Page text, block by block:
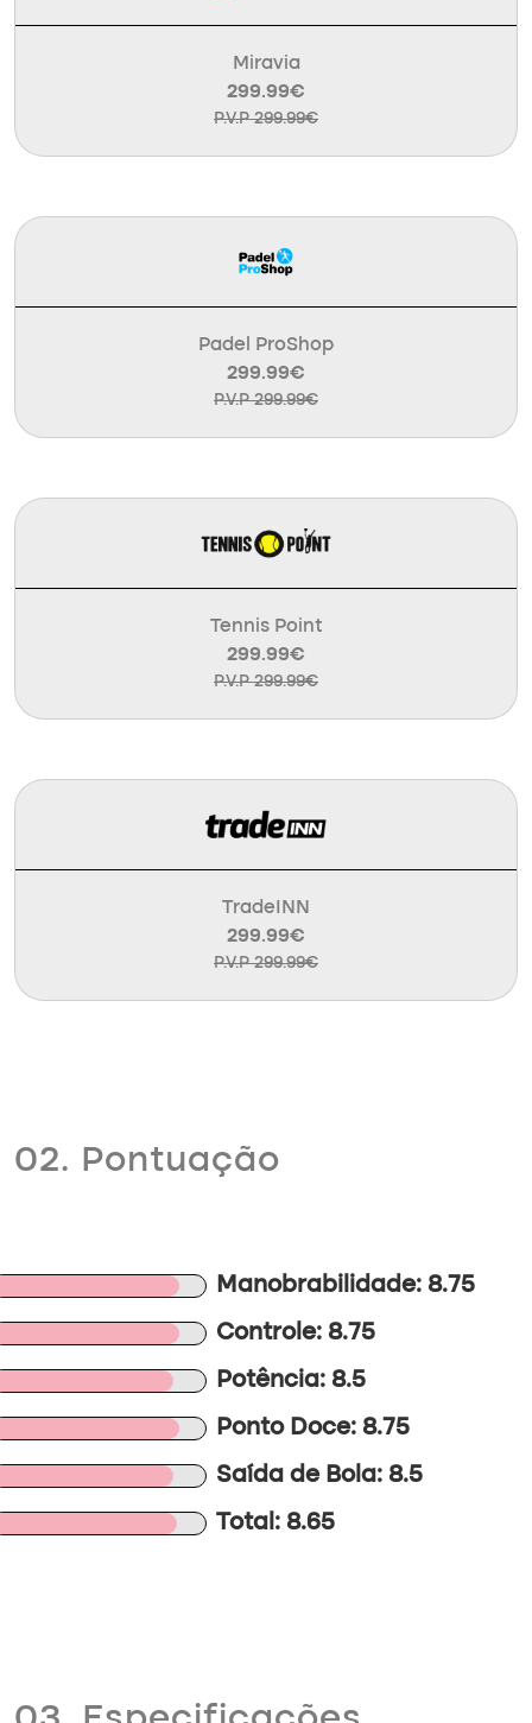
Miravia
299.99€
P.V.P 299.99€
Padel ProShop
299.99€
P.V.P 299.99€
Tennis Point
299.99€
P.V.P 299.99€
TradeINN
299.99€
P.V.P 299.99€
02. Pontuação
Manobrabilidade: 8.75
Controle: 8.75
Potência: 8.5
Ponto Doce: 8.75
Saída de Bola: 8.5
Total: 8.65